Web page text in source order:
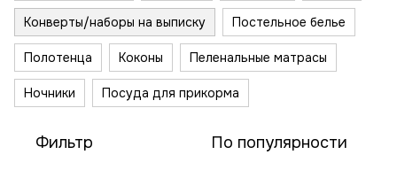
Конверты/наборы на выписку Постельное белье
Полотенца Коконы Пеленальные матрасы
Ночники Посуда для прикорма
Фильтр По популярности